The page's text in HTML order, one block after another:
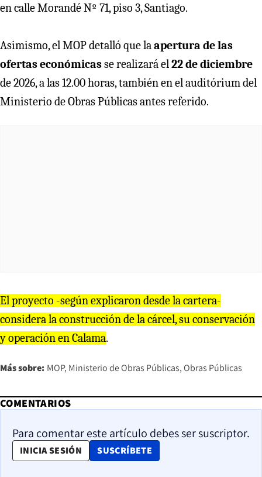
en calle Morandé Nº 71, piso 3, Santiago.
Asimismo, el MOP detalló que laapertura de las
ofertas económicasse realizará el22 de diciembre
de 2026, a las 12.00 horas, también en el auditórium del
Ministerio de Obras Públicas antes referido.
El proyecto -según explicaron desde la cartera-
considera la construcción de la cárcel, su conservación
y operación en Calama.
Más sobre: MOP Ministerio de Obras Públicas Obras Públicas
COMENTARIOS
Para comentar este artículo debes ser suscriptor.
INICIA SESIÓN SUSCRÍBETE
OPENS IN NEW WINDOW